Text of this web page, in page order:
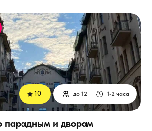
парадным и дворам
10 1-2 часа
до 12